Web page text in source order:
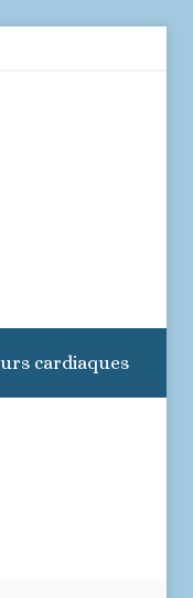
cardiaques